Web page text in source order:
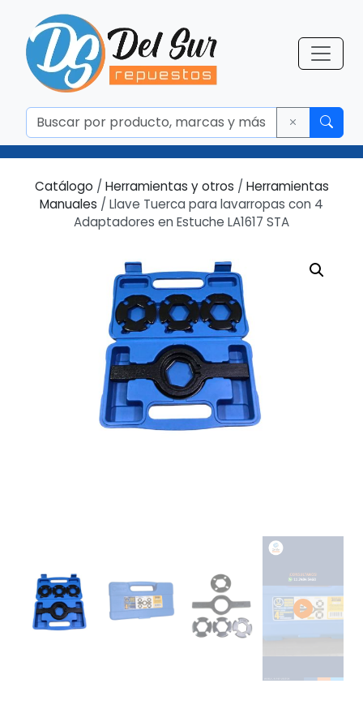
Catálogo / Herramientas y otros / Herramientas
Manuales / Llave Tuerca para lavarropas con 4
Adaptadores en Estuche LA1617 STA